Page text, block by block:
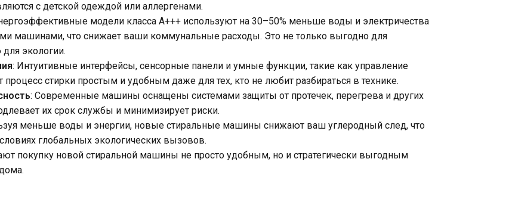
с детской одеждой или аллергенами.
модели класса A+++ используют на 30–50% меньше воды и электричества
машинами, что снижает ваши коммунальные расходы. Это не только выгодно для
экологии.
: Интуитивные интерфейсы, сенсорные панели и умные функции, такие как управление
процесс стирки простым и удобным даже для тех, кто не любит разбираться в технике.
: Современные машины оснащены системами защиты от протечек, перегрева и других
их срок службы и минимизирует риски.
меньше воды и энергии, новые стиральные машины снижают ваш углеродный след, что
глобальных экологических вызовов.
покупку новой стиральной машины не просто удобным, но и стратегически выгодным